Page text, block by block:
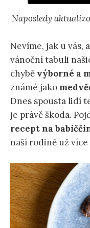
Naposledy
Nevíme, jak u vás,
vánoční tabuli
chybě výborné a
známé jako
Dnes spousta lidí
je právě škoda.
recept na
naší rodině už